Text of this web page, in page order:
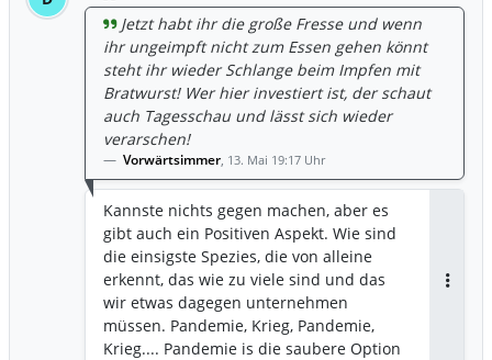
Jetzt habt ihr die große Fresse und wenn
ihr ungeimpft nicht zum Essen gehen könnt
steht ihr wieder Schlange beim Impfen mit
Bratwurst! Wer hier investiert ist, der schaut
auch Tagesschau und lässt sich wieder
verarschen!
Vorwärtsimmer, 13. Mai 19:17 Uhr
Kannste nichts gegen machen, aber es
gibt auch ein Positiven Aspekt. Wie sind
die einsigste Spezies, die von alleine
erkennt, das wie zu viele sind und das
wir etwas dagegen unternehmen
müssen. Pandemie, Krieg, Pandemie,
Krieg.... Pandemie is die saubere Option